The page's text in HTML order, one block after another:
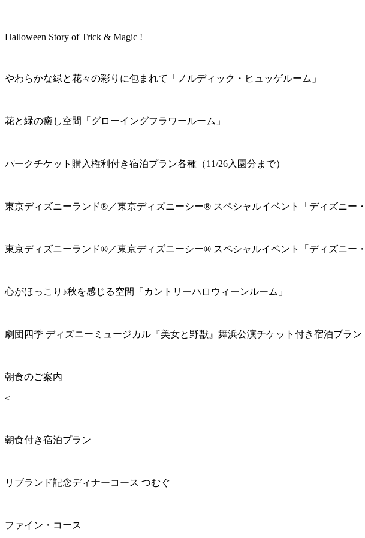
Halloween Story of Trick & Magic !
やわらかな緑と花々の彩りに包まれて「ノルディック・ヒュッゲルーム」
花と緑の癒し空間「グローイングフラワールーム」
パークチケット購入権利付き宿泊プラン各種（11/26入園分まで）
東京ディズニーランド®／東京ディズニーシー® スペシャルイベント「ディズニー
東京ディズニーランド®／東京ディズニーシー® スペシャルイベント「ディズニー
心がほっこり♪秋を感じる空間「カントリーハロウィーンルーム」
劇団四季 ディズニーミュージカル『美女と野獣』舞浜公演チケット付き宿泊プラン
朝食のご案内
<
朝食付き宿泊プラン
リブランド記念ディナーコース つむぐ
ファイン・コース